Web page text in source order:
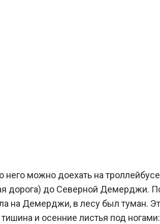
можно доехать на
дорога) до Северной Демерджи.
на Демерджи, в лесу был туман.
и осенние листья под ногами: